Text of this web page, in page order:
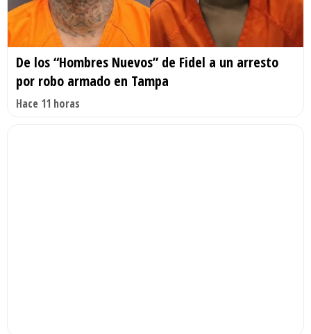
De los “Hombres Nuevos” de Fidel a un arresto
por robo armado en Tampa
Hace 11 horas